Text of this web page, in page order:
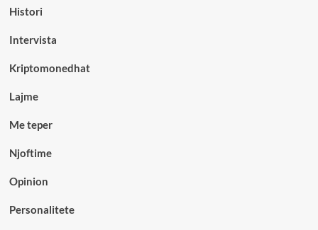
Histori
Intervista
Kriptomonedhat
Lajme
Me teper
Njoftime
Opinion
Personalitete